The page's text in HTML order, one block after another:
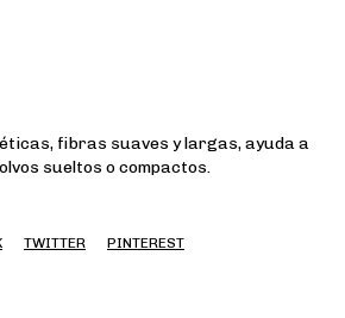
fibras suaves y largas, ayuda a
sueltos o compactos.
TWITTER PINTEREST